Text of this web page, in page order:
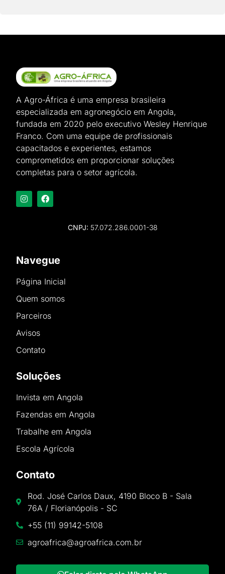
A Agro-África é uma empresa brasileira
especializada em agronegócio em Angola,
fundada em 2020 pelo executivo Wesley Henrique
Franco. Com uma equipe de profissionais
capacitados e experientes, estamos
comprometidos em proporcionar soluções
completas para o setor agrícola.
CNPJ: 57.072.286.0001-38
Navegue
Página Inicial
Quem somos
Parceiros
Avisos
Contato
Soluções
Invista em Angola
Fazendas em Angola
Trabalhe em Angola
Escola Agrícola
Contato
Rod. José Carlos Daux, 4190 Bloco B - Sala
76A / Florianópolis - SC
+55 (11) 99142-5108
agroafrica@agroafrica.com.br